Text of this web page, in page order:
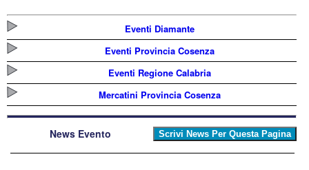
Eventi Diamante
Eventi Provincia Cosenza
Eventi Regione Calabria
Mercatini Provincia Cosenza
News Evento